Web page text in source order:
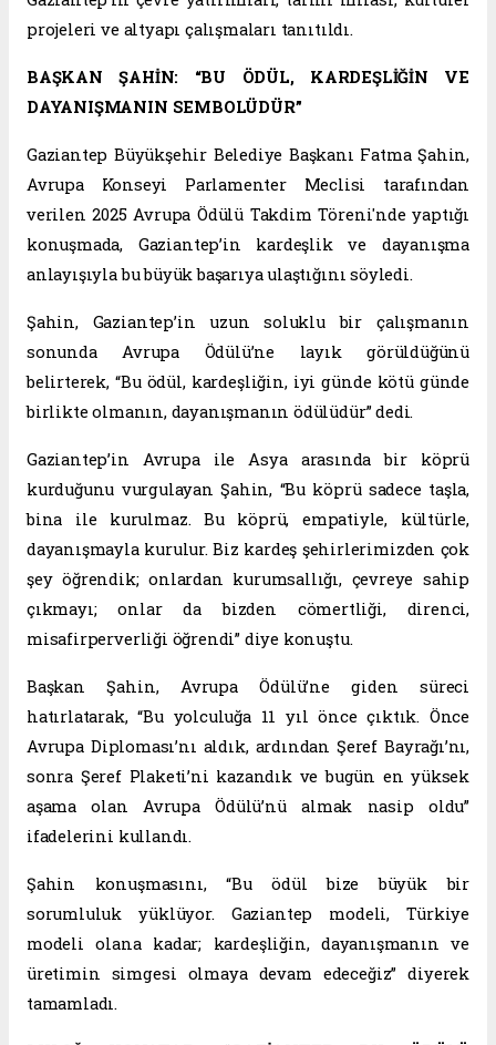
projeleri ve altyapı çalışmaları tanıtıldı.
BAŞKAN ŞAHİN: “BU ÖDÜL, KARDEŞLİĞİN VE
DAYANIŞMANIN SEMBOLÜDÜR”
Gaziantep Büyükşehir Belediye Başkanı Fatma Şahin,
Avrupa Konseyi Parlamenter Meclisi tarafından
verilen 2025 Avrupa Ödülü Takdim Töreni'nde yaptığı
konuşmada, Gaziantep’in kardeşlik ve dayanışma
anlayışıyla bu büyük başarıya ulaştığını söyledi.
Şahin, Gaziantep’in uzun soluklu bir çalışmanın
sonunda Avrupa Ödülü’ne layık görüldüğünü
belirterek, “Bu ödül, kardeşliğin, iyi günde kötü günde
birlikte olmanın, dayanışmanın ödülüdür” dedi.
Gaziantep’in Avrupa ile Asya arasında bir köprü
kurduğunu vurgulayan Şahin, “Bu köprü sadece taşla,
bina ile kurulmaz. Bu köprü, empatiyle, kültürle,
dayanışmayla kurulur. Biz kardeş şehirlerimizden çok
şey öğrendik; onlardan kurumsallığı, çevreye sahip
çıkmayı; onlar da bizden cömertliği, direnci,
misafirperverliği öğrendi” diye konuştu.
Başkan Şahin, Avrupa Ödülü’ne giden süreci
hatırlatarak, “Bu yolculuğa 11 yıl önce çıktık. Önce
Avrupa Diploması’nı aldık, ardından Şeref Bayrağı’nı,
sonra Şeref Plaketi’ni kazandık ve bugün en yüksek
aşama olan Avrupa Ödülü’nü almak nasip oldu”
ifadelerini kullandı.
Şahin konuşmasını, “Bu ödül bize büyük bir
sorumluluk yüklüyor. Gaziantep modeli, Türkiye
modeli olana kadar; kardeşliğin, dayanışmanın ve
üretimin simgesi olmaya devam edeceğiz” diyerek
tamamladı.